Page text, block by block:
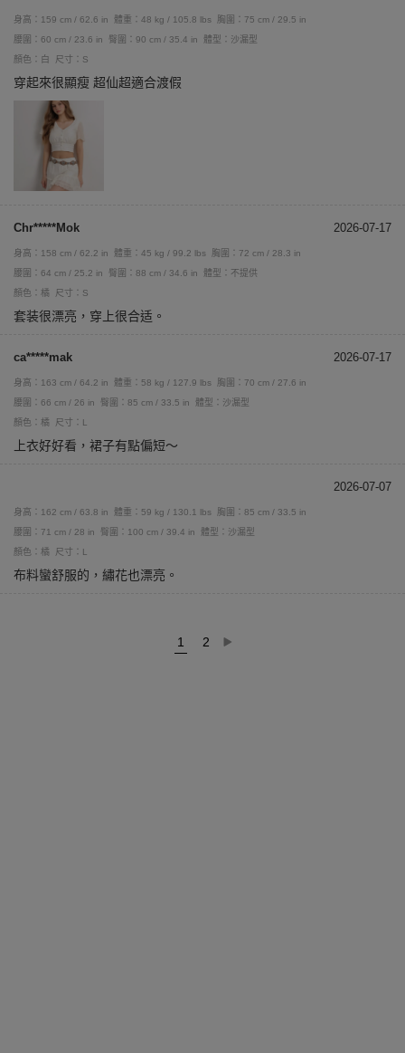
身高：159 cm / 62.6 in 體重：48 kg / 105.8 lbs
胸圍：75 cm / 29.5 in
腰圍：60 cm / 23.6 in
臀圍：90 cm / 35.4 in
體型：沙漏型
顏色：白
尺寸：S
穿起來很顯瘦 超仙超適合渡假
Chr*****Mok 2026-07-17
身高：158 cm / 62.2 in 體重：45 kg / 99.2 lbs
胸圍：72 cm / 28.3 in
腰圍：64 cm / 25.2 in
臀圍：88 cm / 34.6 in
體型：不提供
顏色：橘
尺寸：S
套装很漂亮，穿上很合适。
ca*****mak 2026-07-17
身高：163 cm / 64.2 in 體重：58 kg / 127.9 lbs
胸圍：70 cm / 27.6 in
腰圍：66 cm / 26 in
臀圍：85 cm / 33.5 in
體型：沙漏型
顏色：橘
尺寸：L
上衣好好看，裙子有點偏短～
2026-07-07
身高：162 cm / 63.8 in 體重：59 kg / 130.1 lbs
胸圍：85 cm / 33.5 in
腰圍：71 cm / 28 in
臀圍：100 cm / 39.4 in
體型：沙漏型
顏色：橘
尺寸：L
布料蠻舒服的，繡花也漂亮。
1 2